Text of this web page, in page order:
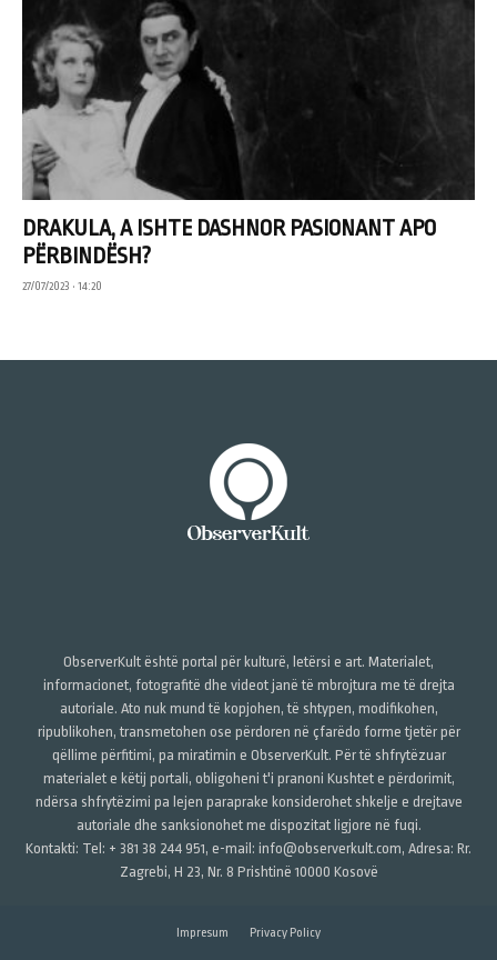
DRAKULA, A ISHTE DASHNOR PASIONANT APO
PËRBINDËSH?
27/07/2023 • 14:20
ObserverKult është portal për kulturë, letërsi e art. Materialet,
informacionet, fotografitë dhe videot janë të mbrojtura me të drejta
autoriale. Ato nuk mund të kopjohen, të shtypen, modifikohen,
ripublikohen, transmetohen ose përdoren në çfarëdo forme tjetër për
qëllime përfitimi, pa miratimin e ObserverKult. Për të shfrytëzuar
materialet e këtij portali, obligoheni t'i pranoni Kushtet e përdorimit,
ndërsa shfrytëzimi pa lejen paraprake konsiderohet shkelje e drejtave
autoriale dhe sanksionohet me dispozitat ligjore në fuqi.
Kontakti: Tel: + 381 38 244 951, e-mail: info@observerkult.com, Adresa: Rr.
Zagrebi, H 23, Nr. 8 Prishtinë 10000 Kosovë
Impresum Privacy Policy